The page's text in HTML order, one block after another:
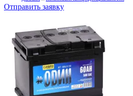
Отправить заявку